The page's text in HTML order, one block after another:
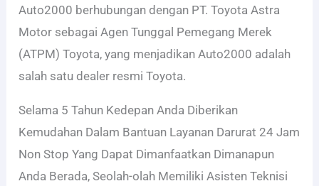
Auto2000 berhubungan dengan PT. Toyota Astra
Motor sebagai Agen Tunggal Pemegang Merek
(ATPM) Toyota, yang menjadikan Auto2000 adalah
salah satu dealer resmi Toyota.
Selama 5 Tahun Kedepan Anda Diberikan
Kemudahan Dalam Bantuan Layanan Darurat 24 Jam
Non Stop Yang Dapat Dimanfaatkan Dimanapun
Anda Berada, Seolah-olah Memiliki Asisten Teknisi